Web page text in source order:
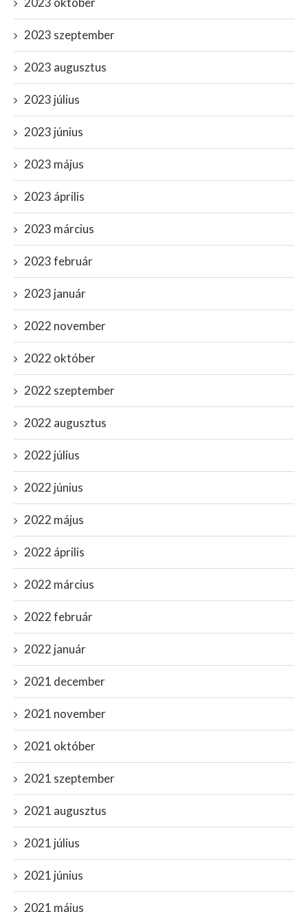
2023 szeptember
2023 augusztus
2023 július
2023 június
2023 május
2023 április
2023 március
2023 február
2023 január
2022 november
2022 október
2022 szeptember
2022 augusztus
2022 július
2022 június
2022 május
2022 április
2022 március
2022 február
2022 január
2021 december
2021 november
2021 október
2021 szeptember
2021 augusztus
2021 július
2021 június
2021 május